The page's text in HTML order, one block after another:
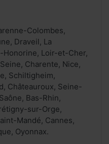
Colombes,
Draveil, La
Honorine, Loir-et-Cher,
Charente, Nice,
Schiltigheim,
Châteauroux, Seine-
Bas-Rhin,
sur-Orge,
Mandé, Cannes,
Oyonnax.